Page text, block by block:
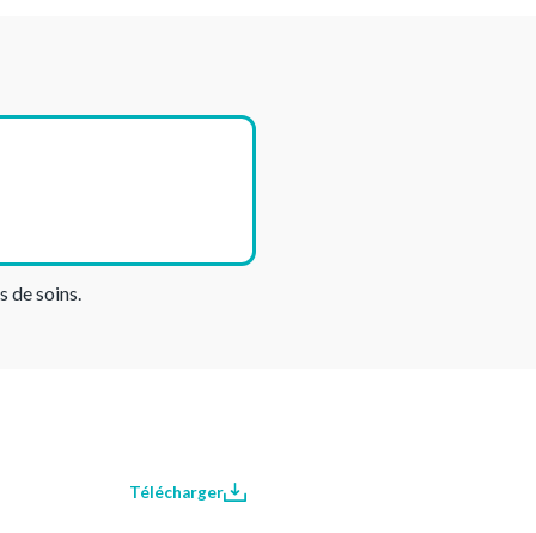
de soins.
Télécharger